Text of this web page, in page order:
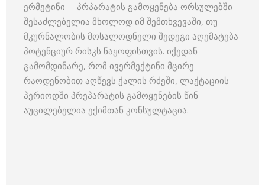
ერმეტინი – პრპარატის გამოყენება ორსულებში
შესაძლებელია მხოლოდ იმ შემთხვევაში, თუ
მკურნალობის მოსალოდნელი შედეგი აღემატება
პოტენციურ რისკს ნაყოფისთვის. იქედან
გამომდინარე, რომ ივერმექტინი მცირე
რაოდენობით აღწევს ქალის რძეში, ლაქტაციის
პერიოდში პრეპარატის გამოყენების წინ
აუცილებელია ექიმთან კონსულტაცია.